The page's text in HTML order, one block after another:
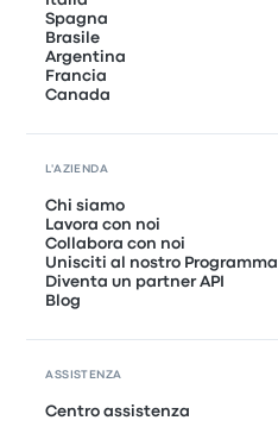
Spagna
Brasile
Argentina
Francia
Canada
L'AZIENDA
Chi siamo
Lavora con noi
Collabora con noi
Unisciti al nostro
Diventa un partner API
Blog
ASSISTENZA
Centro assistenza